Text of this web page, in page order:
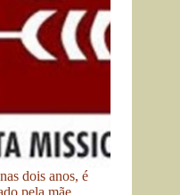
dois anos, é
pela mãe